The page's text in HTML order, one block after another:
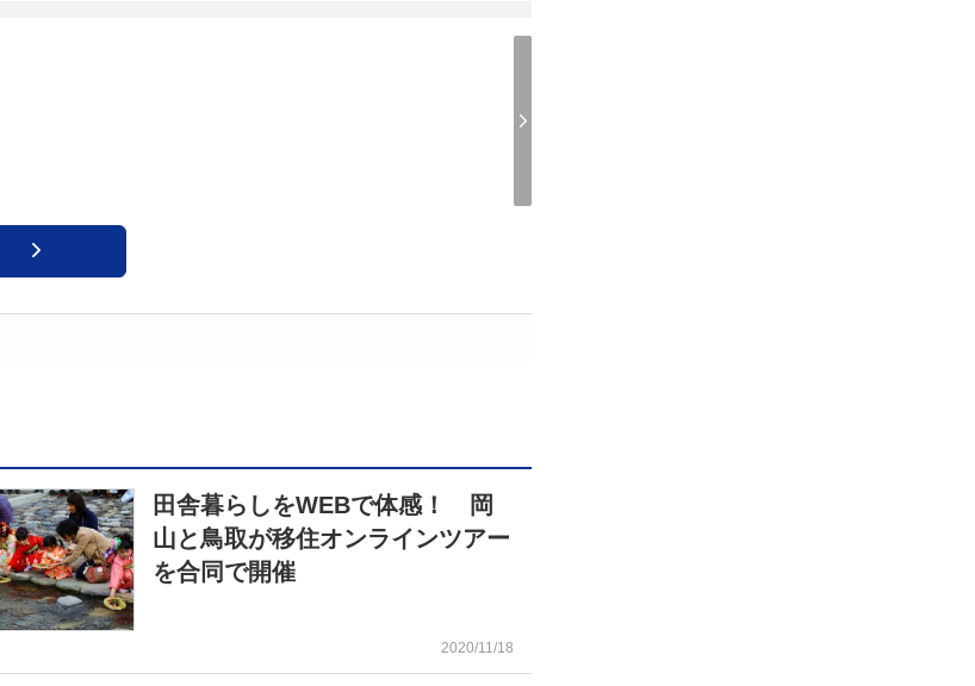
田舎暮らしをWEBで体感！ 岡
山と鳥取が移住オンラインツアー
を合同で開催
2020/11/18